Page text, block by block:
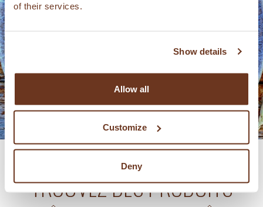
of their services.
Show details
Allow all
Customize
Deny
TROUVEZ DES PRODUITS